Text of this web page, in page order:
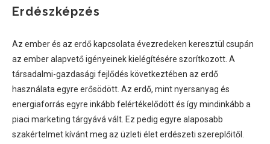
Erdészképzés
Az ember és az erdő kapcsolata évezredeken keresztül csupán
az ember alapvető igényeinek kielégítésére szorítkozott. A
társadalmi-gazdasági fejlődés következtében az erdő
használata egyre erősödött. Az erdő, mint nyersanyag és
energiaforrás egyre inkább felértékelődött és így mindinkább a
piaci marketing tárgyává vált. Ez pedig egyre alaposabb
szakértelmet kívánt meg az üzleti élet erdészeti szereplőitől.